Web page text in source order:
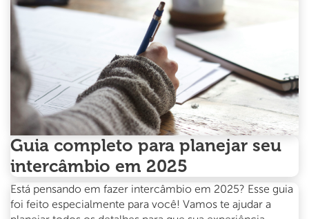
Guia completo para planejar seu
intercâmbio em 2025
Está pensando em fazer intercâmbio em 2025? Esse guia
foi feito especialmente para você! Vamos te ajudar a